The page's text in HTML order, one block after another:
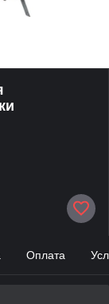
Оплата